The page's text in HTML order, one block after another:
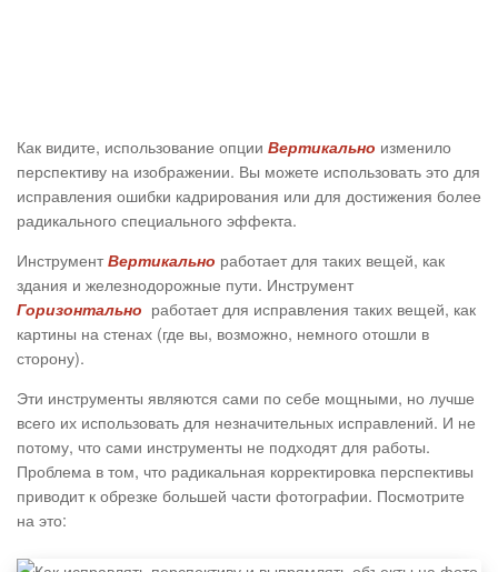
Как видите, использование опции Вертикально изменило
перспективу на изображении. Вы можете использовать это для
исправления ошибки кадрирования или для достижения более
радикального специального эффекта.
Инструмент Вертикально работает для таких вещей, как
здания и железнодорожные пути. Инструмент
Горизонтально работает для исправления таких вещей, как
картины на стенах (где вы, возможно, немного отошли в
сторону).
Эти инструменты являются сами по себе мощными, но лучше
всего их использовать для незначительных исправлений. И не
потому, что сами инструменты не подходят для работы.
Проблема в том, что радикальная корректировка перспективы
приводит к обрезке большей части фотографии. Посмотрите
на это: